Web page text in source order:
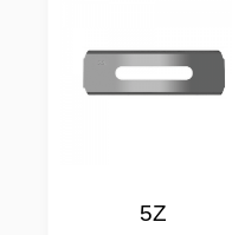
5Z